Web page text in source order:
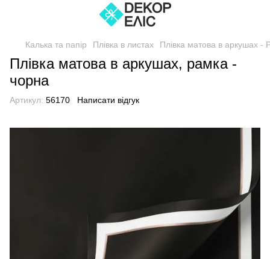
Калька та папір Плівка в листах Плівка матова в аркушах -
Плівка матова в аркушах, рамка -
чорна
Артикул: 56170 Написати відгук